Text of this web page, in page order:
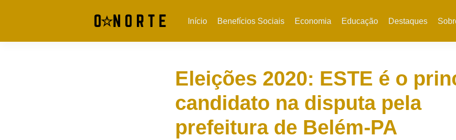
Início Benefícios Sociais Economia Educação Destaques
Eleições 2020: ESTE é o
candidato na disputa pela
prefeitura de Belém-PA